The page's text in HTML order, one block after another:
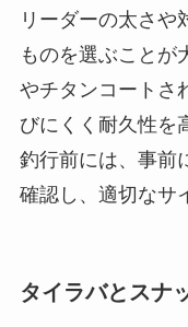
リーダーの太さや
ものを選ぶことが
やチタンコートさ
びにくく耐久性を
釣行前には、事前
確認し、適切なサ
タイラバとスナ